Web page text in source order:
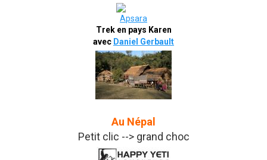
Trek en pays Karen
avec Daniel Gerbault
Au Népal
Petit clic --> grand choc